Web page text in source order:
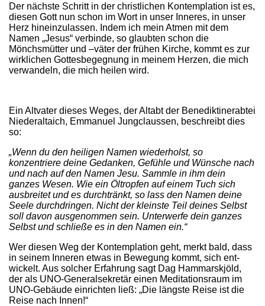
Der nächste Schritt in der christlichen Kontemplation ist es,
diesen Gott nun schon im Wort in unser Inneres, in unser
Herz hineinzulassen. Indem ich mein Atmen mit dem
Namen „Jesus“ verbinde, so glaubten schon die
Mönchsmütter und –väter der frühen Kirche, kommt es zur
wirklichen Gottesbegegnung in meinem Herzen, die mich
verwandeln, die mich heilen wird.
Ein Altvater dieses Weges, der Altabt der Benediktinerabtei
Niederaltaich, Emmanuel Jungclaussen, beschreibt dies
so:
„Wenn du den heiligen Namen wiederholst, so
konzentriere deine Gedanken, Gefühle und Wünsche nach
und nach auf den Namen Jesu. Sammle in ihm dein
ganzes Wesen. Wie ein Öltropfen auf einem Tuch sich
ausbreitet und es durchtränkt, so lass den Namen deine
Seele durchdringen. Nicht der kleinste Teil deines Selbst
soll davon ausgenommen sein. Unterwerfe dein ganzes
Selbst und schließe es in den Namen ein.“
Wer diesen Weg der Kontemplation geht, merkt bald, dass
in seinem Inneren etwas in Bewegung kommt, sich ent-
wickelt. Aus solcher Erfahrung sagt Dag Hammarskjöld,
der als UNO-Generalsekretär einen Meditationsraum im
UNO-Gebäude einrichten ließ: „Die längste Reise ist die
Reise nach Innen!“